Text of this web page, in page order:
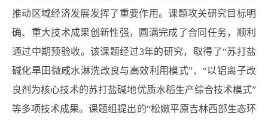
推动区域经济发展发挥了重要作用。课题攻关研究目标明
确、重大技术成果创新性强，圆满完成了合同任务，顺利
通过中期预验收。该课题经过3年的研究，取得了“苏打盐
碱化旱田微咸水淋洗改良与高效利用模式”、“以铝离子改
良剂为核心技术的苏打盐碱地优质水稻生产综合技术模式”
等多项技术成果。课题组提出的“松嫩平原吉林西部生态环